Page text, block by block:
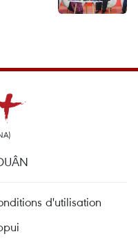
d'utilisation